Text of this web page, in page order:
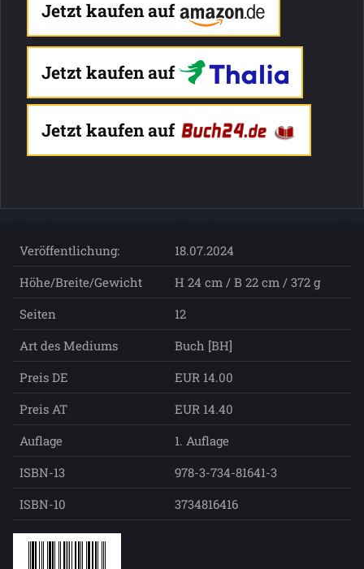
Jetzt kaufen auf
Jetzt kaufen auf
Jetzt kaufen auf
Veröffentlichung:
18.07.2024
Höhe/Breite/Gewicht
H 24 cm / B 22 cm / 372 g
Seiten
12
Art des Mediums
Buch [BH]
Preis DE
EUR 14.00
Preis AT
EUR 14.40
Auflage
1. Auflage
ISBN-13
978-3-734-81641-3
ISBN-10
3734816416